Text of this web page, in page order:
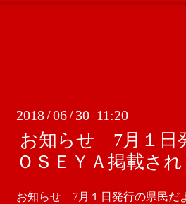
2018 /06 / 30 11:20
お知らせ 7月１日
ＯＳＥＹＡ掲載さ
お知らせ 7月１日発行の県民だ